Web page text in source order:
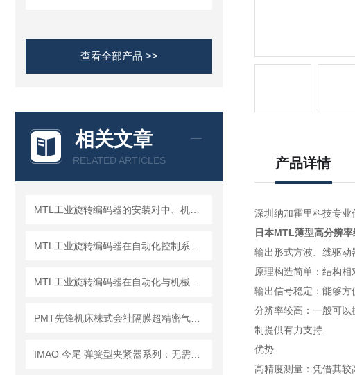
查看全部产品 >>
相关文章
RELATED ARTICLES 产品详情
深圳纳加霍里科技专业
日本MTL薄型高分辨
输出形式方波、线驱动
原理构造简单：结构
输出信号稳定：能够
分辨率较高：一般可
制提供有力支持.
优势
高精度测量：凭借其较